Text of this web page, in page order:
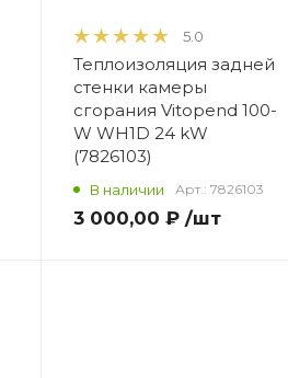
5.0
Теплоизоляция задней
стенки камеры
сгорания Vitopend 100-
W WH1D 24 kW
(7826103)
В наличии Арт.: 7826103
3 000,00 ₽/шт